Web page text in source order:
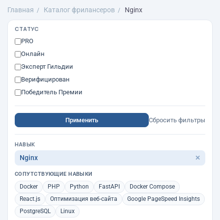
Главная Каталог фрилансеров Nginx
СТАТУС
PRO
Онлайн
Эксперт Гильдии
Верифицирован
Победитель Премии
Применить Сбросить фильтры
НАВЫК
Nginx ✕
СОПУТСТВУЮЩИЕ НАВЫКИ
Docker PHP Python FastAPI
Docker Compose
React.js
Оптимизация веб-сайта
Google PageSpeed Insights
PostgreSQL
Linux